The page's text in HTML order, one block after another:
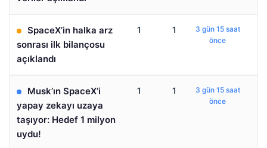
SpaceX’in halka arz
sonrası ilk bilançosu
açıklandı
1 1
3 gün 15 saat
önce
Musk’ın SpaceX’i
yapay zekayı uzaya
taşıyor: Hedef 1 milyon
uydu!
1 1
3 gün 15 saat
önce